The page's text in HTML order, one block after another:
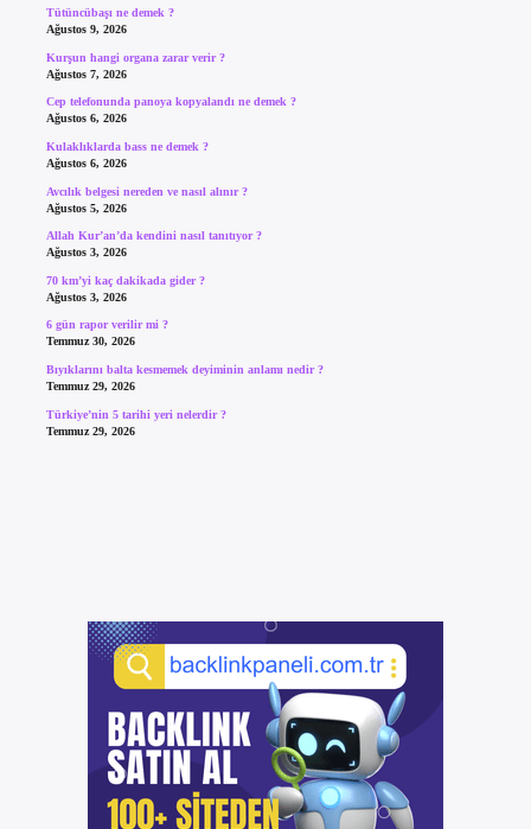
Tütüncübaşı ne demek ?
Ağustos 9, 2026
Kurşun hangi organa zarar verir ?
Ağustos 7, 2026
Cep telefonunda panoya kopyalandı ne demek ?
Ağustos 6, 2026
Kulaklıklarda bass ne demek ?
Ağustos 6, 2026
Avcılık belgesi nereden ve nasıl alınır ?
Ağustos 5, 2026
Allah Kur’an’da kendini nasıl tanıtıyor ?
Ağustos 3, 2026
70 km’yi kaç dakikada gider ?
Ağustos 3, 2026
6 gün rapor verilir mi ?
Temmuz 30, 2026
Bıyıklarını balta kesmemek deyiminin anlamı nedir ?
Temmuz 29, 2026
Türkiye’nin 5 tarihi yeri nelerdir ?
Temmuz 29, 2026